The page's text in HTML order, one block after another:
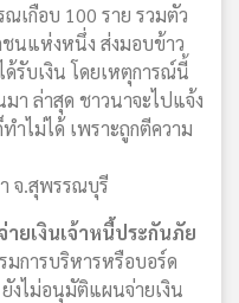
เกือบ 100 ราย รวมตัว
ชนแห่งหนึ่ง ส่งมอบข้าว
รับเงิน โดยเหตุการณ์นี้
า ล่าสุด ชาวนาจะไปแจ้ง
ำไม่ได้ เพราะถูกตีความ
จ.สุพรรณบุรี
ยเงินเจ้าหนี้ประกันภัย
การบริหารหรือบอร์ด
งไม่อนุมัติแผนจ่ายเงิน